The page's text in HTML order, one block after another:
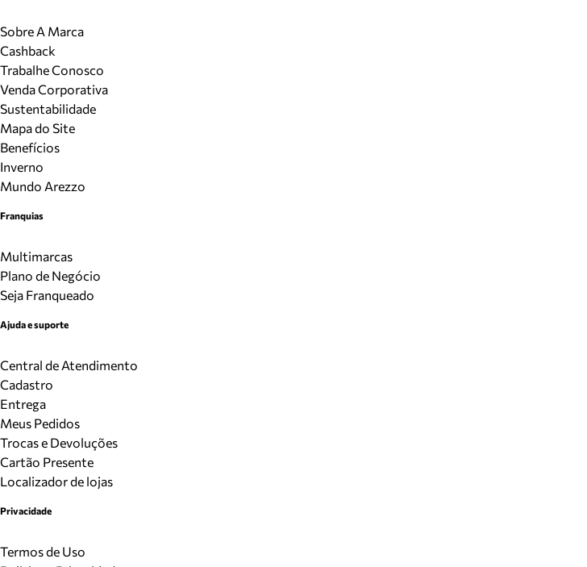
Sobre A Marca
Cashback
Trabalhe Conosco
Venda Corporativa
Sustentabilidade
Mapa do Site
Benefícios
Inverno
Mundo Arezzo
Franquias
Multimarcas
Plano de Negócio
Seja Franqueado
Ajuda e suporte
Central de Atendimento
Cadastro
Entrega
Meus Pedidos
Trocas e Devoluções
Cartão Presente
Localizador de lojas
Privacidade
Termos de Uso